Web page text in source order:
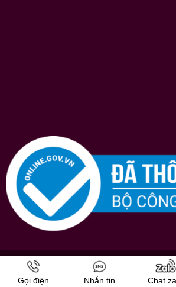
Bản quyền © 2026 Shopruou247.com
chúng tôi
hài lòng của khách hàng.
Gọi điện Nhắn tin Chat